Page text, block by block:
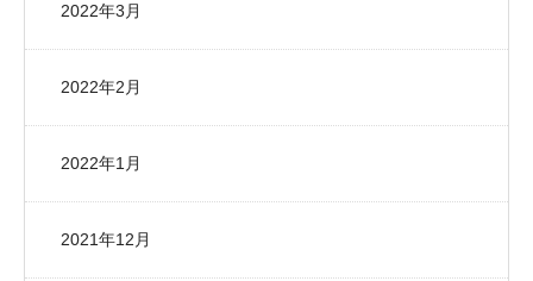
2022年3月
2022年2月
2022年1月
2021年12月